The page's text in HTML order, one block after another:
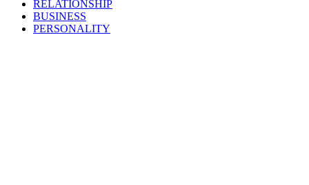
RELATIONSHIP
BUSINESS
PERSONALITY